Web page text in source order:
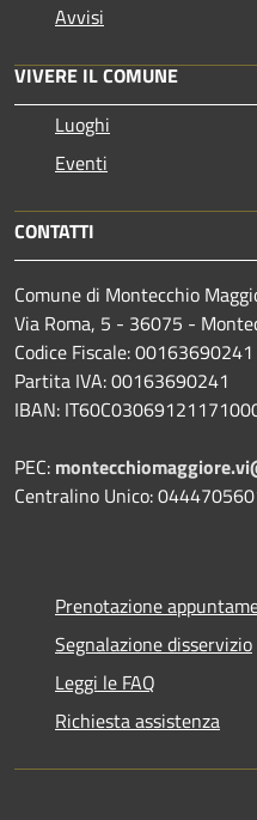
Avvisi
VIVERE IL COMUNE
Luoghi
Eventi
CONTATTI
Comune di Montecchio
Via Roma, 5 - 36075 -
Codice Fiscale: 00163690241
Partita IVA: 00163690241
IBAN:
PEC:
Centralino Unico:
Prenotazione
Segnalazione disservizio
Leggi le FAQ
Richiesta assistenza